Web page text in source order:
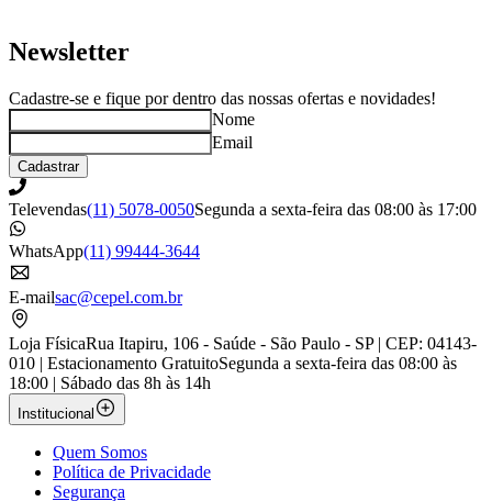
Newsletter
Cadastre-se e fique por dentro das nossas ofertas e novidades!
Nome
Email
Cadastrar
Televendas(11) 5078-0050Segunda a sexta-feira das 08:00 às 17:00
WhatsApp(11) 99444-3644
E-mailsac@cepel.com.br
Loja FísicaRua Itapiru, 106 - Saúde - São Paulo - SP | CEP: 04143-
010 | Estacionamento GratuitoSegunda a sexta-feira das 08:00 às
18:00 | Sábado das 8h às 14h
Institucional
Quem Somos
Política de Privacidade
Segurança